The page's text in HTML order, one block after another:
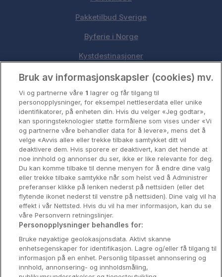
Pakketilbud Sverige
Byferie i Norge
Kystdestinasjoner
Oslo
Stavanger
Bergen
Utforsk Norden
Om Coop HotellKupp
Konkurranse
Koselig avbrekk
Velvære i var
Premiumhotell
Venninnetur
Bruk av informasjonskapsler (cookies) mv.
Vi og partnerne våre 1 lagrer og får tilgang til
personopplysninger, for eksempel nettleserdata eller unike
identifikatorer, på enheten din. Hvis du velger «Jeg godtar»,
kan sporingsteknologier støtte formålene som vises under «Vi
og partnerne våre behandler data for å levere», mens det å
velge «Avvis alle» eller trekke tilbake samtykket ditt vil
deaktivere dem. Hvis sporere er deaktivert, kan det hende at
noe innhold og annonser du ser, ikke er like relevante for deg.
Du kan komme tilbake til denne menyen for å endre dine valg
eller trekke tilbake samtykke når som helst ved å Administrer
preferanser klikke på lenken nederst på nettsiden (eller det
flytende ikonet nederst til venstre på nettsiden). Dine valg vil ha
effekt i vår Nettsted. Hvis du vil ha mer informasjon, kan du se
våre Personvern retningslinjer.
Personopplysninger behandles for:
Bruke nøyaktige geolokasjonsdata. Aktivt skanne
enhetsegenskaper for identifikasjon. Lagre og/eller få tilgang til
informasjon på en enhet. Personlig tilpasset annonsering og
innhold, annonsering- og innholdsmåling,